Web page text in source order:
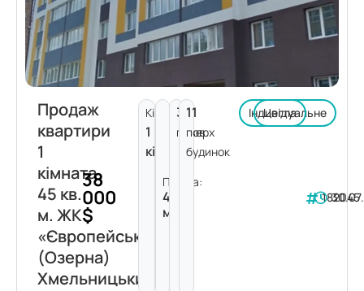
Продаж
квартири
1
кімната
45 кв.
м. ЖК
«Європейський»
(Озерна)
Хмельницький
38
000
$
Кімнат:
1
кімната
Площа:
45
м²
3
поверх
11
пов.
будинок
Індивідуальне
Цегла
182045